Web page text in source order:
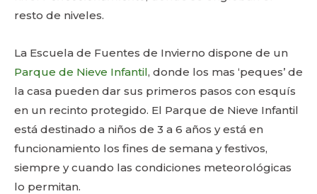
resto de niveles.
La Escuela de Fuentes de Invierno dispone de un
Parque de Nieve Infantil, donde los mas ‘peques’ de
la casa pueden dar sus primeros pasos con esquís
en un recinto protegido. El Parque de Nieve Infantil
está destinado a niños de 3 a 6 años y está en
funcionamiento los fines de semana y festivos,
siempre y cuando las condiciones meteorológicas
lo permitan.